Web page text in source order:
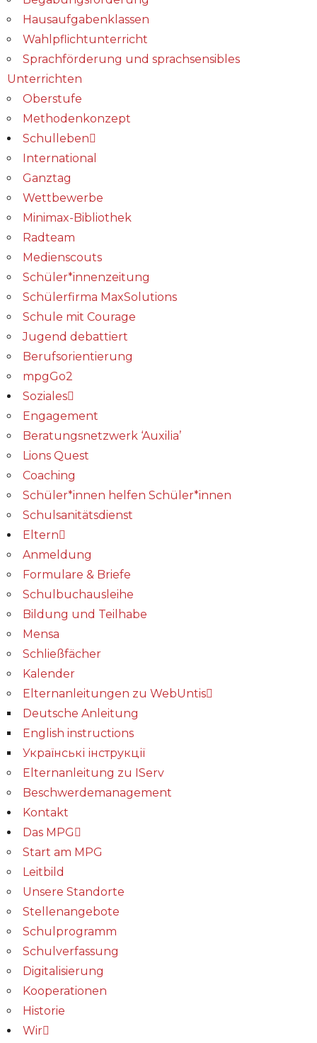
Hausaufgabenklassen
Wahlpflichtunterricht
Sprachförderung und sprachsensibles
Unterrichten
Oberstufe
Methodenkonzept
Schulleben
International
Ganztag
Wettbewerbe
Minimax-Bibliothek​
Radteam
Medienscouts
Schüler*innenzeitung
Schülerfirma MaxSolutions
Schule mit Courage
Jugend debattiert
Berufsorientierung
mpgGo2
Soziales
Engagement
Beratungsnetzwerk ‘Auxilia’
Lions Quest
Coaching
Schüler*innen helfen Schüler*innen
Schulsanitätsdienst
Eltern
Anmeldung
Formulare & Briefe
Schulbuchausleihe
Bildung und Teilhabe
Mensa
Schließfächer
Kalender
Elternanleitungen zu WebUntis
Deutsche Anleitung
English instructions
Українські інструкції
Elternanleitung zu IServ
Beschwerdemanagement
Kontakt
Das MPG
Start am MPG
Leitbild
Unsere Standorte
Stellenangebote
Schulprogramm
Schulverfassung
Digitalisierung
Kooperationen
Historie
Wir